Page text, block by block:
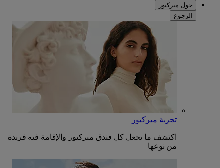
حول ميركيور
الرجوع
تجربة ميركيور
اكتشف ما يجعل كل فندق ميركيور والإقامة فيه فريدة
من نوعها